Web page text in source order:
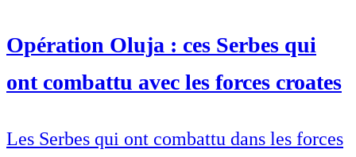
Opération Oluja : ces Serbes qui
ont combattu avec les forces croates
Les Serbes qui ont combattu dans les forces